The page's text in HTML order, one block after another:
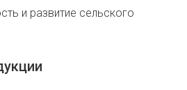
и развитие сельского